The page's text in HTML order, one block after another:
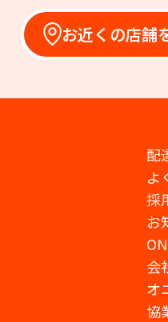
お近くの店舗
配
よ
採
お
会
オ
協